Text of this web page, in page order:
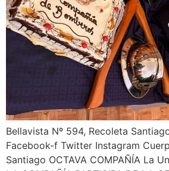
Bellavista Nº 594, Recoleta
Facebook-f Twitter Instagram
Santiago OCTAVA COMPAÑÍA La